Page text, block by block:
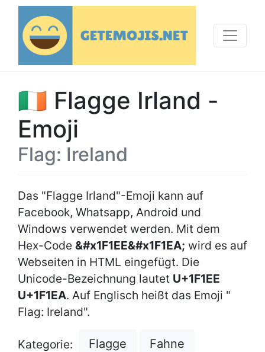
🇮🇪 Flagge Irland -
Emoji
Flag: Ireland
Das "Flagge Irland"-Emoji kann auf
Facebook, Whatsapp, Android und
Windows verwendet werden. Mit dem
Hex-Code &#x1F1EE&#x1F1EA; wird es auf
Webseiten in HTML eingefügt. Die
Unicode-Bezeichnung lautet U+1F1EE
U+1F1EA. Auf Englisch heißt das Emoji "
Flag: Ireland".
Kategorie: Flagge Fahne